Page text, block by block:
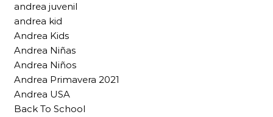
andrea juvenil
andrea kid
Andrea Kids
Andrea Niñas
Andrea Niños
Andrea Primavera 2021
Andrea USA
Back To School